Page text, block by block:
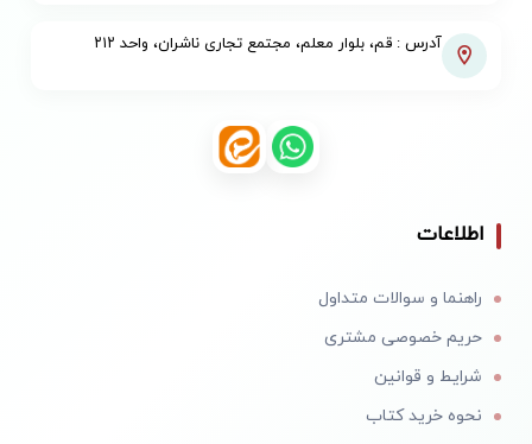
آدرس : قم، بلوار معلم، مجتمع تجاری ناشران، واحد ۲۱۲
اطلاعات
راهنما و سوالات متداول
حریم خصوصی مشتری
شرایط و قوانین
نحوه خرید کتاب